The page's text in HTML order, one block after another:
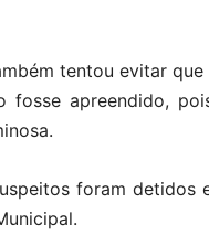
tentou evitar
fosse apreendido,
foram detidos